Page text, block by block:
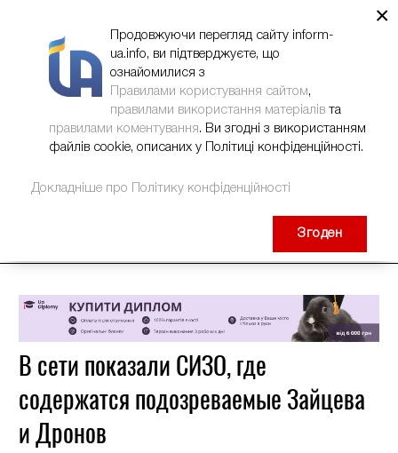
В сети показали СИЗО, где
содержатся подозреваемые Зайцева
и Дронов
×
Продовжуючи перегляд сайту inform-
ua.info, ви підтверджуєте, що
ознайомилися з
Правилами користування сайтом,
правилами використання матеріалів та
правилами коментування. Ви згодні з використанням
файлів cookie, описаних у Політиці конфіденційності.
Докладніше про Політику конфіденційності
Згоден